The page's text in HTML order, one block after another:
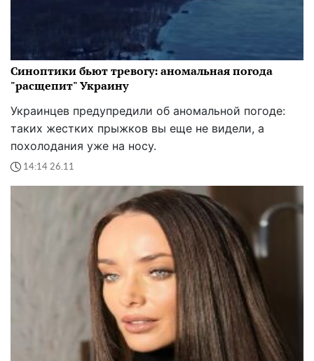
Синоптики бьют тревогу: аномальная погода
"расщепит" Украину
Украинцев предупредили об аномальной погоде:
таких жестких прыжков вы еще не видели, а
похолодания уже на носу.
14:14 26.11